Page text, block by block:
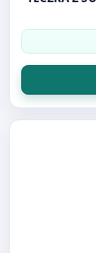
Otwórz produkt: